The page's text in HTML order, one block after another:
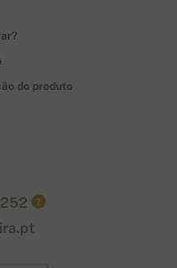
do produto
?